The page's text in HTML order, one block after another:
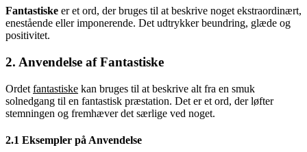
Fantastiske er et ord, der bruges til at beskrive noget ekstraordinært,
enestående eller imponerende. Det udtrykker beundring, glæde og
positivitet.
2. Anvendelse af Fantastiske
Ordet fantastiske kan bruges til at beskrive alt fra en smuk
solnedgang til en fantastisk præstation. Det er et ord, der løfter
stemningen og fremhæver det særlige ved noget.
2.1 Eksempler på Anvendelse